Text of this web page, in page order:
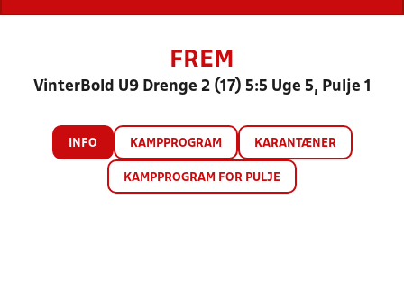
FREM
VinterBold U9 Drenge 2 (17) 5:5 Uge 5, Pulje 1
INFO KAMPPROGRAM KARANTÆNER
KAMPPROGRAM FOR PULJE